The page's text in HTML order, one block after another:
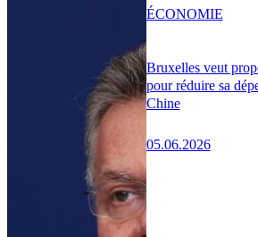
Bruxelles veut
pour réduire sa
Chine
05.06.2026
ÉCONOMIE